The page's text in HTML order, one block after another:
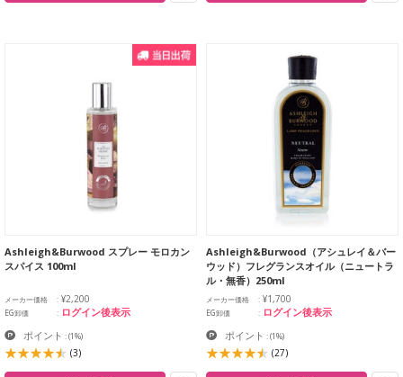
Ashleigh&Burwood スプレー モロカン
スパイス 100ml
メーカー価格 ¥2,200
EG卸価 ログイン後表示
ポイント :(1%)
(3)
Ashleigh&Burwood（アシュレイ＆バー
ウッド）フレグランスオイル（ニュートラ
ル・無香）250ml
メーカー価格 ¥1,700
EG卸価 ログイン後表示
ポイント :(1%)
(27)